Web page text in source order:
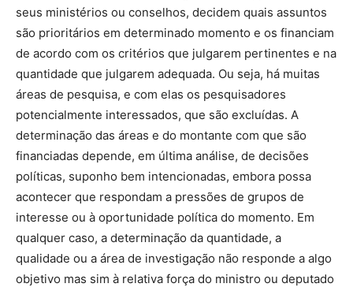
seus ministérios ou conselhos, decidem quais assuntos
são prioritários em determinado momento e os financiam
de acordo com os critérios que julgarem pertinentes e na
quantidade que julgarem adequada. Ou seja, há muitas
áreas de pesquisa, e com elas os pesquisadores
potencialmente interessados, ​​que são excluídas. A
determinação das áreas e do montante com que são
financiadas depende, em última análise, de decisões
políticas, suponho bem intencionadas, embora possa
acontecer que respondam a pressões de grupos de
interesse ou à oportunidade política do momento. Em
qualquer caso, a determinação da quantidade, a
qualidade ou a área de investigação não responde a algo
objetivo mas sim à relativa força do ministro ou deputado